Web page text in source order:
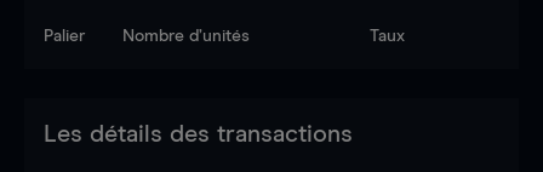
Palier Nombre d’unités Taux
Les détails des transactions